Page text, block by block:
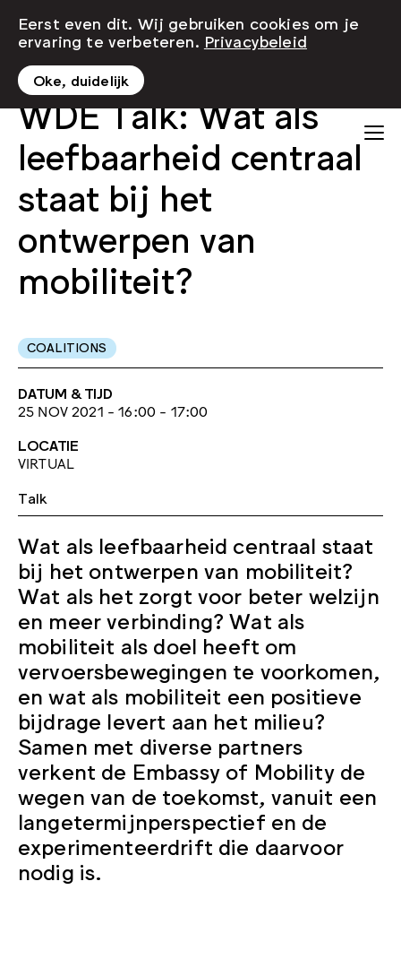
WDE Talk: Wat als
leefbaarheid centraal
staat bij het
ontwerpen van
mobiliteit?
COALITIONS
DATUM & TIJD
25 NOV 2021 - 16:00 - 17:00
LOCATIE
VIRTUAL
Talk
Wat als leefbaarheid centraal staat
bij het ontwerpen van mobiliteit?
Wat als het zorgt voor beter welzijn
en meer verbinding? Wat als
mobiliteit als doel heeft om
vervoersbewegingen te voorkomen,
en wat als mobiliteit een positieve
bijdrage levert aan het milieu?
Samen met diverse partners
verkent de Embassy of Mobility de
wegen van de toekomst, vanuit een
langetermijnperspectief en de
experimenteerdrift die daarvoor
nodig is.
Eerst even dit. Wij gebruiken cookies om je
ervaring te verbeteren. Privacybeleid
Oke, duidelijk